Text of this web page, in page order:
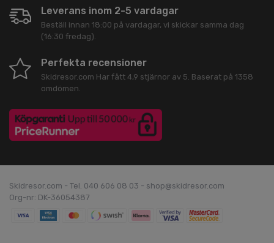
Leverans inom 2-5 vardagar
Beställ innan 18:00 på vardagar, vi skickar samma dag
(16:30 fredag).
Perfekta recensioner
Skidresor.com Har fått 4,9 stjärnor av 5 . Baserat på 1358
omdömen.
Skidresor.com - Tel. 040 606 08 03 - shop@skidresor.com
Org-nr: DK-36054387